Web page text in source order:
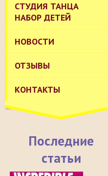
СТУДИЯ ТАНЦА
НАБОР ДЕТЕЙ
НОВОСТИ
ОТЗЫВЫ
КОНТАКТЫ
Последние
статьи